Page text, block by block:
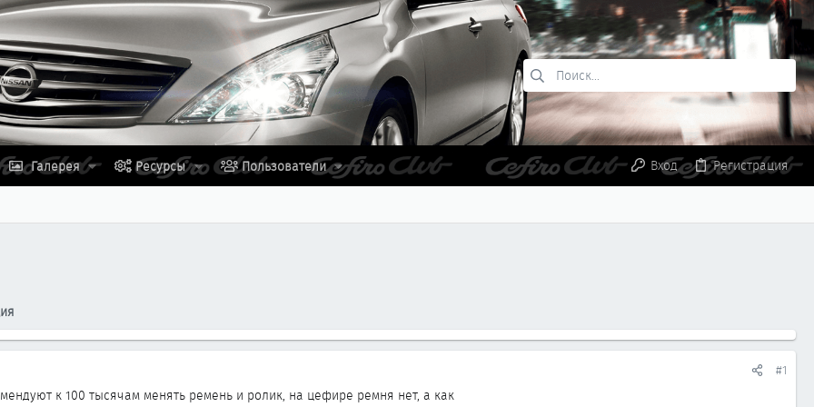
Галерея Ресурсы Пользователи Вход Регистрация
#1
к 100 тысячам менять ремень и ролик, на цефире ремня нет, а как